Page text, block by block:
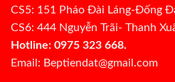
CS5: 151 Pháo Đài Láng-Đống
CS6: 444 Nguyễn Trãi- Thanh
Hotline: 0975 323 668.
Email: Beptiendat@gmail.com